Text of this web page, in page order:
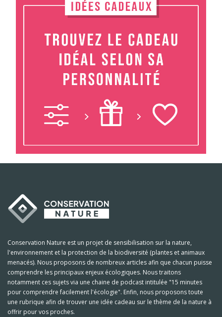
Conservation Nature est un projet de sensibilisation sur la nature,
l'environnement et la protection de la biodiversité (plantes et animaux
menacés). Nous proposons de nombreux articles afin que chacun puisse
comprendre les principaux enjeux écologiques. Nous traitons
notamment ces sujets via une chaine de podcast intitulée "15 minutes
pour comprendre facilement l'écologie". Enfin, nous proposons toute
une rubrique afin de trouver une idée cadeau sur le thème de la nature à
offrir pour vos proches.